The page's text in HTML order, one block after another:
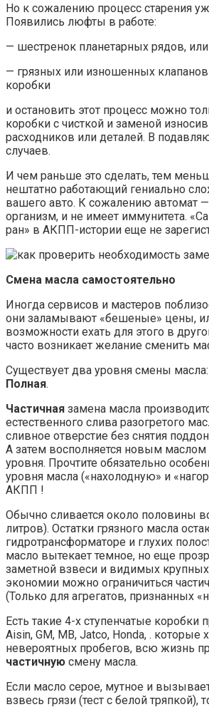
Но к сожалению процесс старения
Появились люфты в работе:
— шестренок планетарных рядов,
— грязных или изношенных клапанов
коробки
и остановить этот процесс можно
коробки с чисткой и заменой
расходников или деталей. В
случаев.
И чем раньше это сделать, тем
нештатно работающий гениально
вашего авто. К сожалению автомат
организм, и не имеет иммунитета.
ран» в АКПП-истории еще не
Смена масла самостоятельно
Иногда сервисов и мастеров
они заламывают «бешеные» цены,
возможности ехать для этого в
часто возникает желание сменить
Существует два уровня смены масла:
Полная.
Частичная замена масла
естественного слива разогретого
сливное отверстие без снятия
А затем восполняется новым
уровня. Прочтите обязательно
уровня масла («нахолодную» и
АКПП !
Обычно сливается около половины
литров). Остатки грязного масла
гидротрансформаторе и глухих
масло вытекает темное, но еще
заметной взвеси и видимых крупных
экономии можно ограничиться
(Только для агрегатов, признанных
Есть такие 4-х ступенчатые коробки
Aisin, GM, MB, Jatco, Honda, . которые
невероятных пробегов, всю жизнь
частичную смену масла.
Если масло серое, мутное и
взвесь грязи (тест с белой тряпкой),